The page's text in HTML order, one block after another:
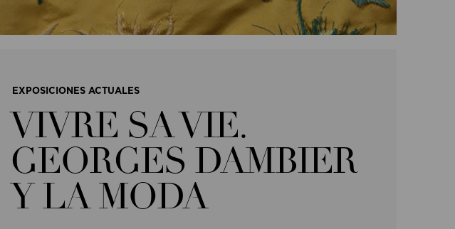
EXPOSICIONES ACTUALES
VIVRE SA VIE.
GEORGES DAMBIER
Y LA MODA